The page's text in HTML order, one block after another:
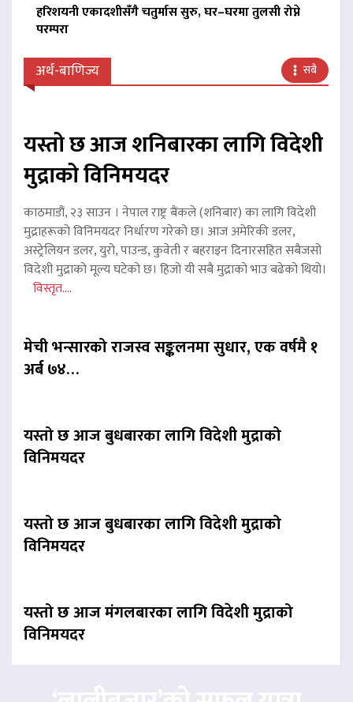
हरिशयनी एकादशीसँगै चतुर्मास सुरु, घर–घरमा तुलसी रोप्ने
परम्परा
अर्थ-बाणिज्य सबै
यस्तो छ आज शनिबारका लागि विदेशी
मुद्राको विनिमयदर
काठमाडौं, २३ साउन । नेपाल राष्ट्र बैंकले (शनिबार) का लागि विदेशी
मुद्राहरूको विनिमयदर निर्धारण गरेको छ। आज अमेरिकी डलर,
अस्ट्रेलियन डलर, युरो, पाउन्ड, कुवेती र बहराइन दिनारसहित सबैजसो
विदेशी मुद्राको मूल्य घटेको छ। हिजो यी सबै मुद्राको भाउ बढेको थियो।
विस्तृत....
मेची भन्सारको राजस्व सङ्कलनमा सुधार, एक वर्षमै १
अर्ब ७४…
यस्तो छ आज बुधबारका लागि विदेशी मुद्राको
विनिमयदर
यस्तो छ आज बुधबारका लागि विदेशी मुद्राको
विनिमयदर
यस्तो छ आज मंगलबारका लागि विदेशी मुद्राको
विनिमयदर